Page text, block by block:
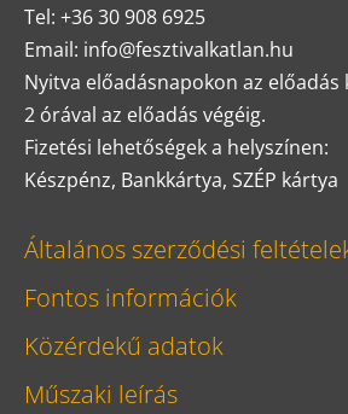
Tel: +36 30 908 6925
Email: info@fesztivalkatlan.hu
Nyitva előadásnapokon az
2 órával az előadás végéig.
Fizetési lehetőségek a helyszínen:
Készpénz, Bankkártya, SZÉP kártya
Általános szerződési
Fontos információk
Közérdekű adatok
Műszaki leírás